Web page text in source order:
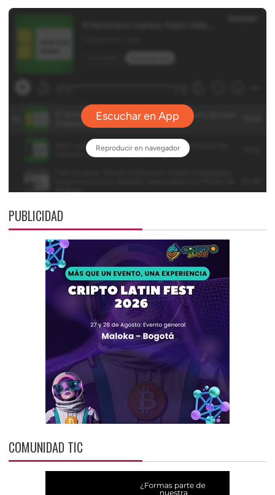
PUBLICIDAD
COMUNIDAD TIC